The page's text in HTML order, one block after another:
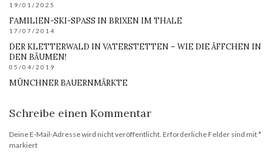
19/01/2025
FAMILIEN-SKI-SPASS IN BRIXEN IM THALE
17/07/2014
DER KLETTERWALD IN VATERSTETTEN – WIE DIE ÄFFCHEN IN
DEN BÄUMEN!
05/04/2019
MÜNCHNER BAUERNMÄRKTE
Schreibe einen Kommentar
Deine E-Mail-Adresse wird nicht veröffentlicht. Erforderliche Felder sind mit*
markiert